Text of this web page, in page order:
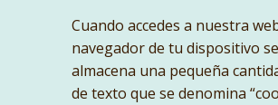
Cuando accedes a nuestra
navegador de tu dispositivo se
almacena una pequeña
de texto que se denomina